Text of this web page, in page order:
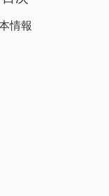
情報